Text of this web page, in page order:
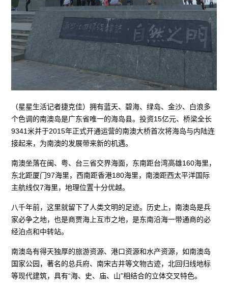
（星星生活记者捷克佳）拥有蓝天、碧海、绿岛、金沙、白浪多
个色调的南澳岛是广东省唯一的海岛县。投资15亿元、桥梁全长
9341米并于2015年正式开通运营的南澳大桥首次将海岛与内陆连
接起来，为南澳的发展带来新的机遇。
南澳坐落在闽、粤、台三省交界海面，东南距台湾高雄160海里，
东北距厦门97海里，西南距香港180海里，南澳距西太平洋国际
主航线仅7海里，地理位置十分优越。
八千年前，这里就留下了人类文明的足迹。历史上，南澳岛是兵
家必争之地，也是商贾海上互市之地，是东南沿海一带通商的必
经泊点和中转站。
南澳岛有得天独厚的旅游资源、港口资源和水产资源，如南澳岛
国家公园，著名的总兵府、南宋古井等文物古迹，北回归线地标
等现代建筑，具有“海、史、庙、山”相结合的立体交叉特色。